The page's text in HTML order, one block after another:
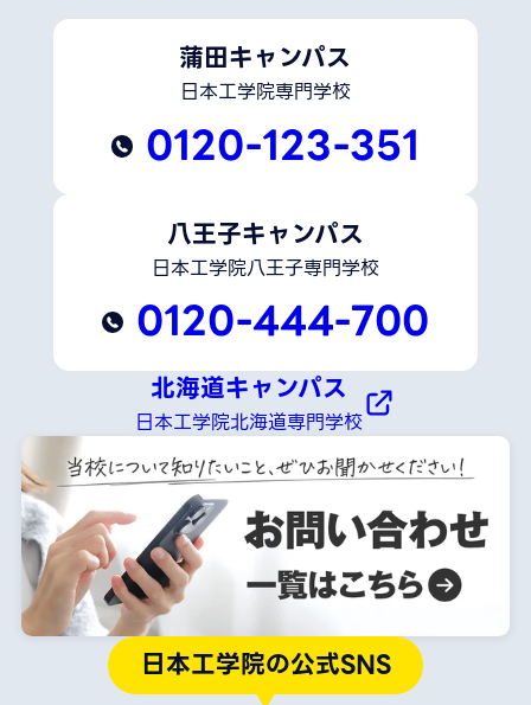
蒲田キャンパス
日本工学院専門学校
0120-123-351
八王子キャンパス
日本工学院八王子専門学校
0120-444-700
北海道キャンパス
日本工学院北海道専門学校
日本工学院の公式SNS